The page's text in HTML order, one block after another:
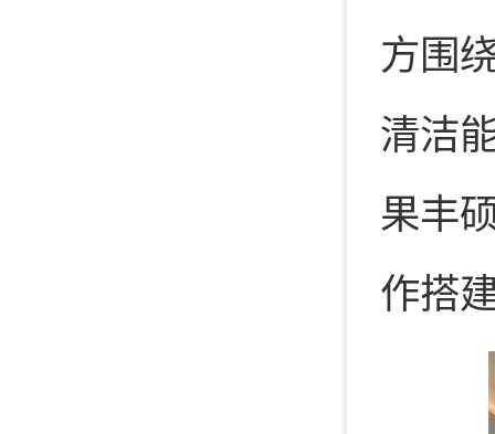
方围
清洁
果丰
作搭